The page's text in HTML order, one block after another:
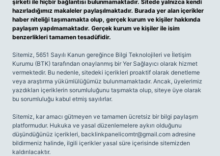
şirketi ile hiçbir bağlantısı bulunmamaktadır. Sitede yalnızca kendi
hazırladığımız makaleler paylaşılmaktadır. Burada yer alan içerikler
haber niteliği taşımamakta olup, gerçek kurum ve kişiler hakkında
paylaşım yapılmamaktadır. Gerçek kurum ve kişiler ile isim
benzerlikleri tamamen tesadüfidir.
Sitemiz, 5651 Sayılı Kanun gereğince Bilgi Teknolojileri ve İletişim
Kurumu (BTK) tarafından onaylanmış bir Yer Sağlayıcı olarak hizmet
vermektedir. Bu nedenle, sitedeki içerikleri proaktif olarak denetleme
veya araştırma yükümlülüğümüz bulunmamaktadır. Ancak, üyelerimiz
yazdıkları içeriklerin sorumluluğunu taşımakta olup, siteye üye olarak
bu sorumluluğu kabul etmiş sayılırlar.
Sitemiz, kar amacı gütmeyen ve tamamen ücretsiz bir bilgi paylaşım
platformudur. Hukuka ve yasal düzenlemelere aykırı olduğunu
düşündüğünüz içerikleri, backlinkpanelicomtr@gmail.com adresine
bildirmeniz halinde, ilgili içerikler yasal süre içerisinde sitemizden
kaldırılacaktır.